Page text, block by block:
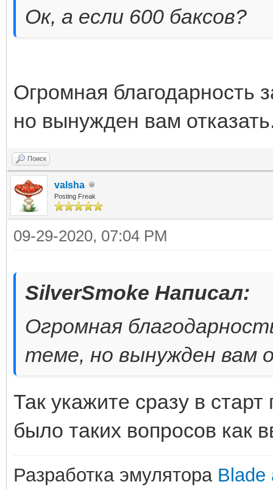
Ок, а если 600 баксов?
Огромная благодарность
но вынужден вам
Поиск
valsha
Posting Freak
09-29-2020, 07:04 PM
SilverSmoke Написал:
Огромная
теме, но вынужден вам
Так укажите сразу в
было таких вопросов как
Разработка эмулятора Blade